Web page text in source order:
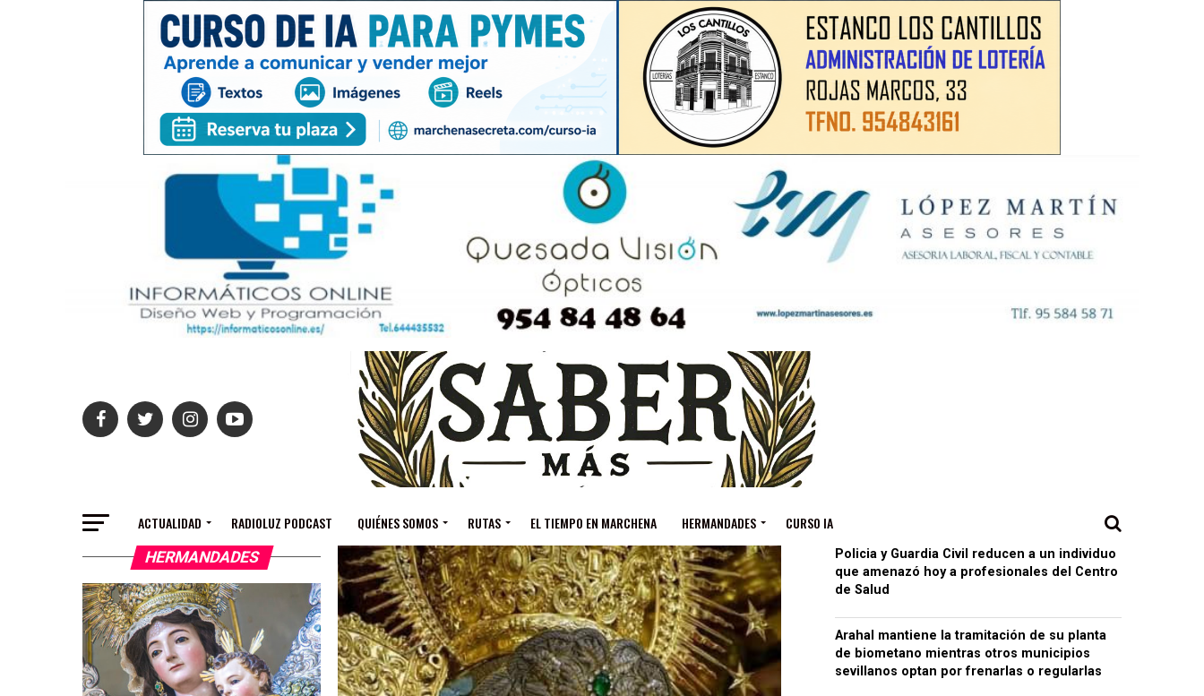
ACTUALIDAD RADIOLUZ PODCAST QUIÉNES SOMOS RUTAS EL TIEMPO EN MARCHENA HERMANDADES CURSO IA
HERMANDADES
Policia y Guardia Civil reducen a un individuo
que amenazó hoy a profesionales del Centro
de Salud
Arahal mantiene la tramitación de su planta
de biometano mientras otros municipios
sevillanos optan por frenarlas o regularlas